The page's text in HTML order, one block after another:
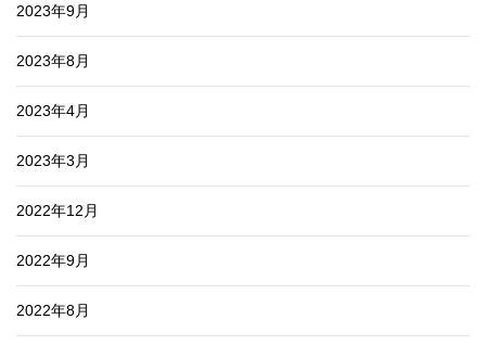
2023年9月
2023年8月
2023年4月
2023年3月
2022年12月
2022年9月
2022年8月